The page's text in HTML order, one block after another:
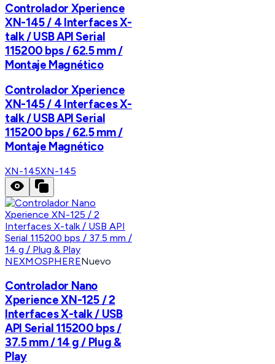
Controlador Xperience
XN-145 / 4 Interfaces X-
talk / USB API Serial
115200 bps / 62.5 mm /
Montaje Magnético
Controlador Xperience
XN-145 / 4 Interfaces X-
talk / USB API Serial
115200 bps / 62.5 mm /
Montaje Magnético
XN-145XN-145
NEXMOSPHERENuevo
Controlador Nano
Xperience XN-125 / 2
Interfaces X-talk / USB
API Serial 115200 bps /
37.5 mm / 14 g / Plug &
Play